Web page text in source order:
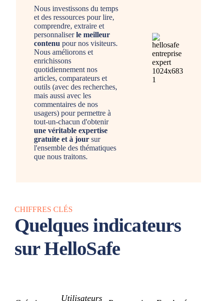
Nous investissons du temps
et des ressources pour lire,
comprendre, extraire et
personnaliserle meilleur
contenu pour nos visiteurs.
Nous améliorons et
enrichissons
quotidiennement nos
articles, comparateurs et
outils (avec des recherches,
mais aussi avec les
commentaires de nos
usagers) pour permettre à
tout-un-chacun d'obtenir
une véritable expertise
gratuite et à jour sur
l'ensemble des thématiques
que nous traitons.
CHIFFRES CLÉS
Quelques indicateurs
sur HelloSafe
Utilisateurs